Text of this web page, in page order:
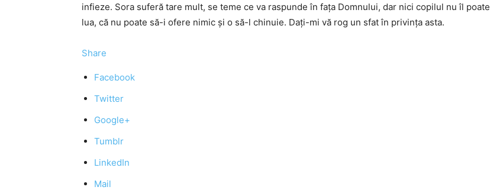
infieze. Sora suferă tare mult, se teme ce va raspunde în faţa Domnului, dar nici copilul nu îl poate
lua, că nu poate să-i ofere nimic şi o să-l chinuie. Daţi-mi vă rog un sfat în privinţa asta.
Share
Facebook
Twitter
Google+
Tumblr
LinkedIn
Mail